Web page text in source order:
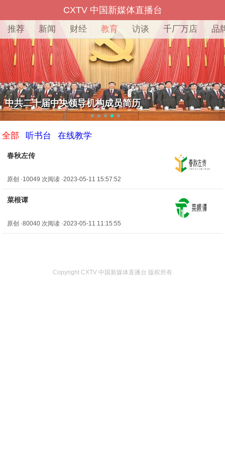
CXTV 中国新媒体直播台
推荐 新闻 财经 教育 访谈 千厂万店 品
中共二十届中央领导机构成员简历
全部 听书台 在线教学
春秋左传
原创 ·10049 次阅读 ·2023-05-11 15:57:52
菜根谭
原创 ·80040 次阅读 ·2023-05-11 11:15:55
Copyright CXTV 中国新媒体直播台 版权所有